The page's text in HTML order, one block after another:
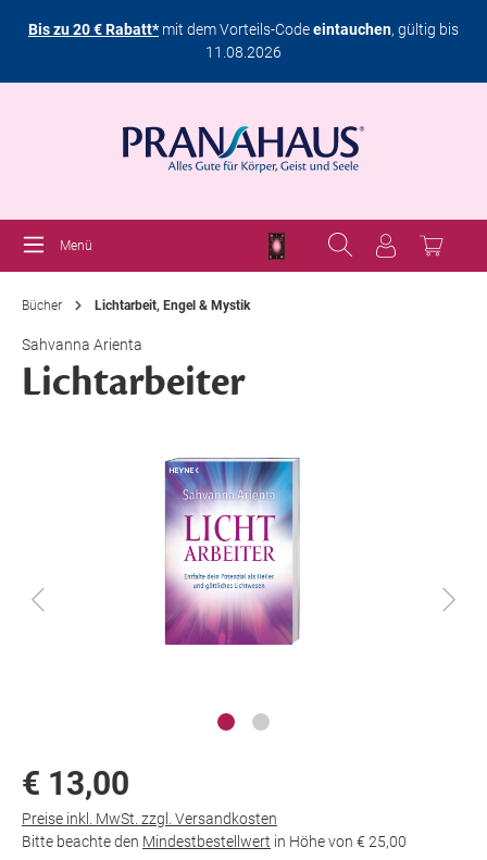
Bis zu 20 € Rabatt*mit dem Vorteils-Codeeintauchen, gültig bis
11.08.2026
Menü
Bücher Lichtarbeit, Engel & Mystik
Sahvanna Arienta
Lichtarbeiter
€ 13,00
Preise inkl. MwSt. zzgl. Versandkosten
Bitte beachte den Mindestbestellwert in Höhe von € 25,00